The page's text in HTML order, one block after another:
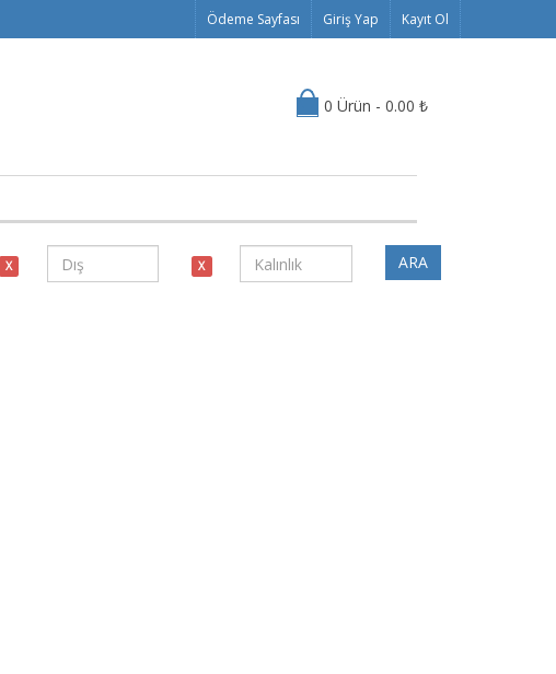
Ödeme Sayfası Giriş Yap Kayıt Ol
0 Ürün - 0.00 ₺
X X ARA